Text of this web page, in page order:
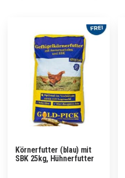
Körnerfutter (blau) mit
SBK 25kg, Hühnerfutter